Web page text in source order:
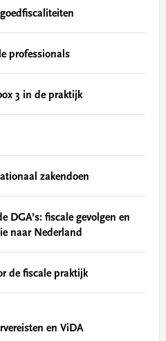
professionals
3 in de praktijk
zakendoen
DGA’s: fiscale gevolgen en
naar Nederland
de fiscale praktijk
en ViDA